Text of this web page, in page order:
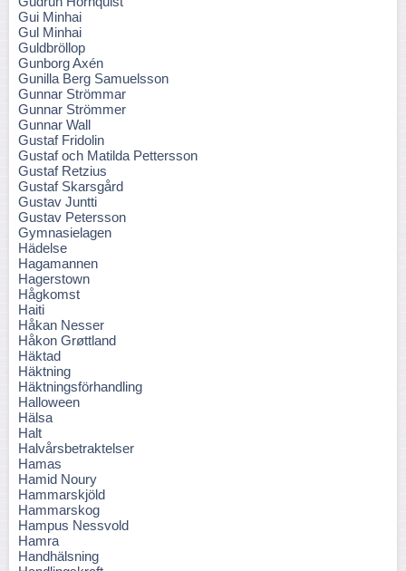
Gui Minhai
Gul Minhai
Guldbröllop
Gunborg Axén
Gunilla Berg Samuelsson
Gunnar Strömmar
Gunnar Strömmer
Gunnar Wall
Gustaf Fridolin
Gustaf och Matilda Pettersson
Gustaf Retzius
Gustaf Skarsgård
Gustav Juntti
Gustav Petersson
Gymnasielagen
Hädelse
Hagamannen
Hagerstown
Hågkomst
Haiti
Håkan Nesser
Håkon Grøttland
Häktad
Häktning
Häktningsförhandling
Halloween
Hälsa
Halt
Halvårsbetraktelser
Hamas
Hamid Noury
Hammarskjöld
Hammarskog
Hampus Nessvold
Hamra
Handhälsning